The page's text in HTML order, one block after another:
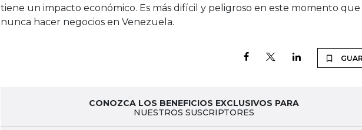
tiene un impacto económico. Es más difícil y peligroso en este momento que
nunca hacer negocios en Venezuela.
CONOZCA LOS BENEFICIOS EXCLUSIVOS PARA
NUESTROS SUSCRIPTORES